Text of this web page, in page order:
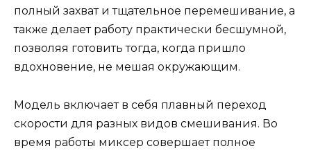
полный захват и тщательное перемешивание, а
также делает работу практически бесшумной,
позволяя готовить тогда, когда пришло
вдохновение, не мешая окружающим.
Модель включает в себя плавный переход
скорости для разных видов смешивания. Во
время работы миксер совершает полное